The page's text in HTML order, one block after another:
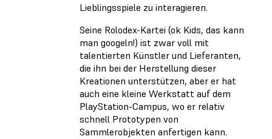
Lieblingsspiele zu interagieren.
Seine Rolodex-Kartei (ok Kids, das kann
man googeln!) ist zwar voll mit
talentierten Künstler und Lieferanten,
die ihn bei der Herstellung dieser
Kreationen unterstützen, aber er hat
auch eine kleine Werkstatt auf dem
PlayStation-Campus, wo er relativ
schnell Prototypen von
Sammlerobjekten anfertigen kann.